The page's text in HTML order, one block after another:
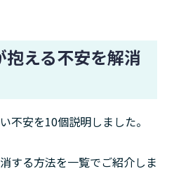
抱える不安を解消
不安を10個説明しました。
する方法を一覧でご紹介しま